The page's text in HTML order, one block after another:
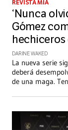
REVISTA MÍA
‘Nunca
Gómez
hechiceros
DARINE WAKED
La nueva serie
deberá
de una maga.